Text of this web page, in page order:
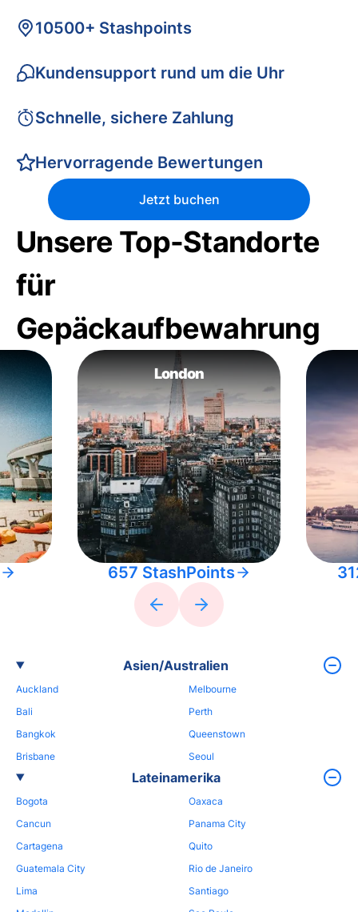
10500+ Stashpoints
Kundensupport rund um die Uhr
Schnelle, sichere Zahlung
Hervorragende Bewertungen
Jetzt buchen
Unsere Top-Standorte
für
Gepäckaufbewahrung
London
657 StashPoints
Asien/Australien
Auckland
Bali
Bangkok
Brisbane
Melbourne
Perth
Queenstown
Seoul
Lateinamerika
Bogota
Cancun
Cartagena
Guatemala City
Lima
Oaxaca
Panama City
Quito
Rio de Janeiro
Santiago